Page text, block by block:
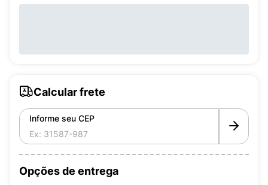
Calcular frete
Informe seu CEP
Opções de entrega